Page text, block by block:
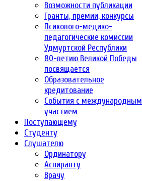
Возможности публикации
Гранты, премии, конкурсы
Психолого-медико-
педагогические комиссии
Удмуртской Республики
80-летию Великой Победы
посвящается
Образовательное
кредитование
События с международным
участием
Поступающему
Студенту
Слушателю
Ординатору
Аспиранту
Врачу